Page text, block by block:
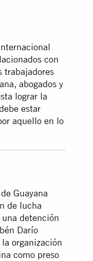
con
trabajadores
abogados y
lograr la
estar
aquello en lo
Guayana
de lucha
detención
Darío
organización
como preso